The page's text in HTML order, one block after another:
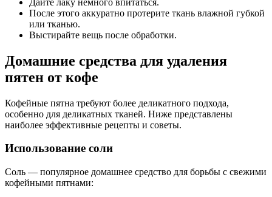
После этого аккуратно протерите ткань влажной губкой
или тканью.
Выстирайте вещь после обработки.
Домашние средства для удаления
пятен от кофе
Кофейные пятна требуют более деликатного подхода,
особенно для деликатных тканей. Ниже представлены
наиболее эффективные рецепты и советы.
Использование соли
Соль — популярное домашнее средство для борьбы с свежими
кофейными пятнами: